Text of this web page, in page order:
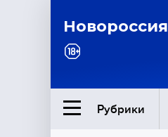
Новороссия
Рубрики